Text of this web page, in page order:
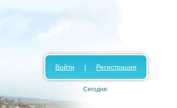
Войти | Регистрация
Сегодня: